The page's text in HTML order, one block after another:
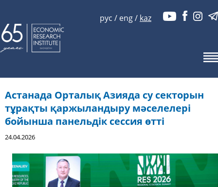
рус / eng/ kaz
Астанада Орталық Азияда су секторын
тұрақты қаржыландыру мәселелері
бойынша панельдік сессия өтті
24.04.2026